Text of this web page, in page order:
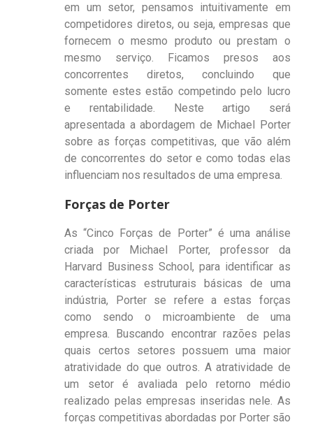
em um setor, pensamos intuitivamente em
competidores diretos, ou seja, empresas que
fornecem o mesmo produto ou prestam o
mesmo serviço. Ficamos presos aos
concorrentes diretos, concluindo que
somente estes estão competindo pelo lucro
e rentabilidade. Neste artigo será
apresentada a abordagem de Michael Porter
sobre as forças competitivas, que vão além
de concorrentes do setor e como todas elas
influenciam nos resultados de uma empresa.
Forças de Porter
As “Cinco Forças de Porter” é uma análise
criada por Michael Porter, professor da
Harvard Business School, para identificar as
características estruturais básicas de uma
indústria, Porter se refere a estas forças
como sendo o microambiente de uma
empresa. Buscando encontrar razões pelas
quais certos setores possuem uma maior
atratividade do que outros. A atratividade de
um setor é avaliada pelo retorno médio
realizado pelas empresas inseridas nele. As
forças competitivas abordadas por Porter são